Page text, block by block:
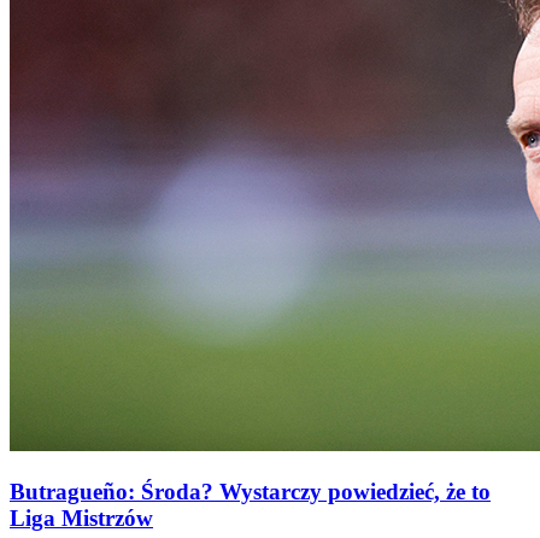
Butragueño: Środa? Wystarczy powiedzieć, że to
Liga Mistrzów